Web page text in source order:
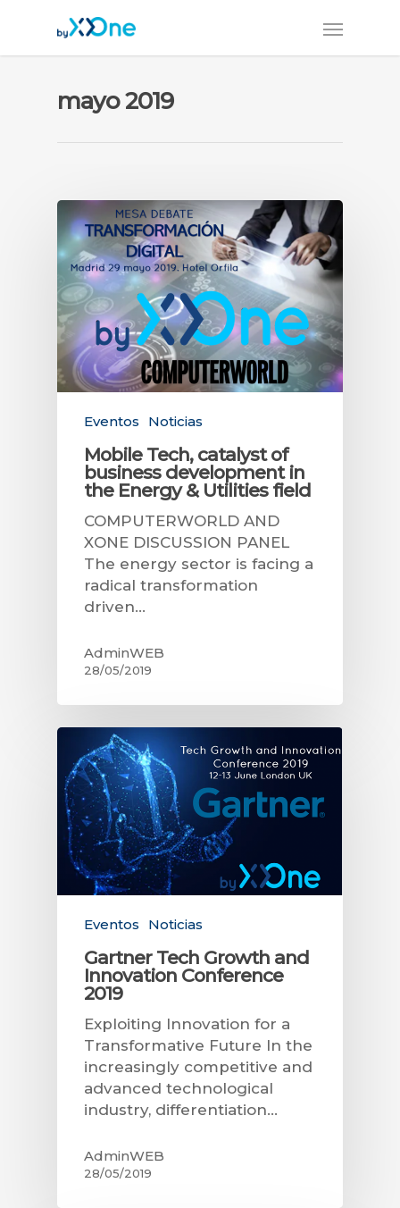
mayo 2019
Eventos Noticias
Mobile Tech, catalyst of
business development in
the Energy & Utilities field
COMPUTERWORLD AND
XONE DISCUSSION PANEL
The energy sector is facing a
radical transformation
driven…
AdminWEB
28/05/2019
Eventos Noticias
Gartner Tech Growth and
Innovation Conference
2019
Exploiting Innovation for a
Transformative Future In the
increasingly competitive and
advanced technological
industry, differentiation…
AdminWEB
28/05/2019